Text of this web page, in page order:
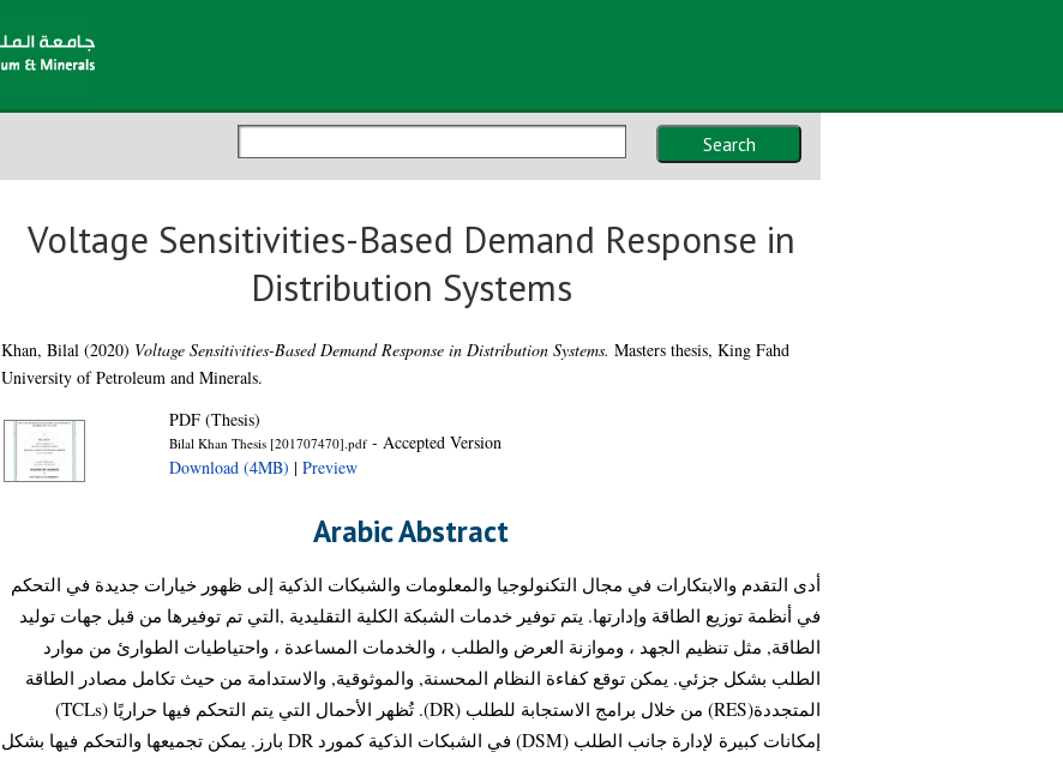
Search
Voltage Sensitivities-Based Demand Response in
Distribution Systems
Khan, Bilal(2020) Voltage Sensitivities-Based Demand Response in Distribution Systems. Masters thesis, King Fahd
University of Petroleum and Minerals.
PDF (Thesis)
Bilal Khan Thesis [201707470].pdf- Accepted Version
Download (4MB) | Preview
Arabic Abstract
أدى التقدم والابتكارات في مجال التكنولوجيا والمعلومات والشبكات الذكية إلى ظهور خيارات جديدة في التحكم
في أنظمة توزيع الطاقة وإدارتها. يتم توفير خدمات الشبكة الكلية التقليدية ,التي تم توفيرها من قبل جهات توليد
الطاقة, مثل تنظيم الجهد ، وموازنة العرض والطلب ، والخدمات المساعدة ، واحتياطيات الطوارئ من موارد
الطلب بشكل جزئي. يمكن توقع كفاءة النظام المحسنة, والموثوقية, والاستدامة من حيث تكامل مصادر الطاقة
المتجددة(RES) من خلال برامج الاستجابة للطلب (DR). تُظهر الأحمال التي يتم التحكم فيها حراريًا (TCLs)
إمكانات كبيرة لإدارة جانب الطلب (DSM) في الشبكات الذكية كمورد DR بارز. يمكن تجميعها والتحكم فيها بشكل